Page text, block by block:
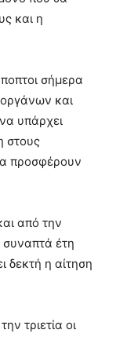
και η
σήμερα
και
υπάρχει
στους
προσφέρουν
από την
έτη
δεκτή η αίτηση
τριετία οι